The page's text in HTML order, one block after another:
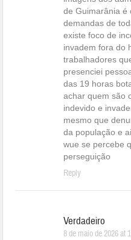
de Guimarânia é
demandas de
existe foco de
invadem fora do
trabalhadores
presenciei
das 19 horas
achar quem são
indevido e
mesmo que
da população e
wue se percebe
perseguição
Reply
Verdadeiro
8 de maio de 2026 at